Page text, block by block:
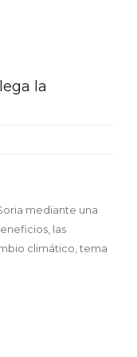
la
mediante una
las
climático, tema